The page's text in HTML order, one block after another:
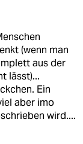
(wenn man
aus der
lässt)...
Ein
aber imo
wird....